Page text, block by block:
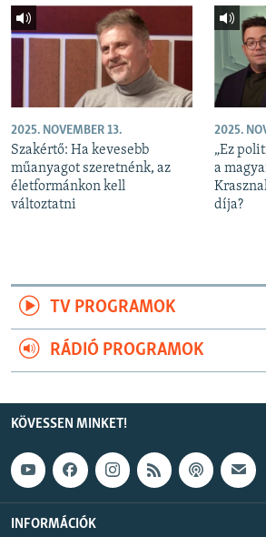
2025. NOVEMBER 13.
Szakértő: Ha kevesebb
műanyagot szeretnénk, az
életformánkon kell
változtatni
2025.
„Ez
a
díja?
TV PROGRAMOK
RÁDIÓ PROGRAMOK
KÖVESSEN MINKET!
INFORMÁCIÓK